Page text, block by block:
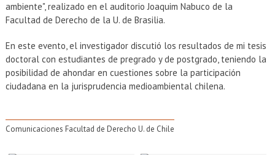
ambiente", realizado en el auditorio Joaquim Nabuco de la
Facultad de Derecho de la U. de Brasilia.
En este evento, el investigador discutió los resultados de mi tesis
doctoral con estudiantes de pregrado y de postgrado, teniendo la
posibilidad de ahondar en cuestiones sobre la participación
ciudadana en la jurisprudencia medioambiental chilena.
Comunicaciones Facultad de Derecho U. de Chile